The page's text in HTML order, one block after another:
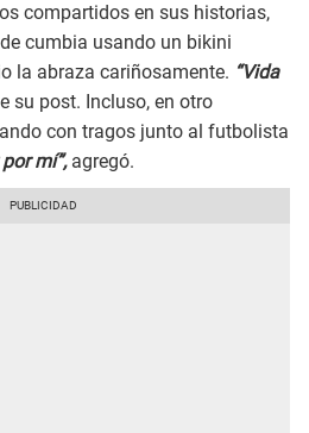
compartidos en sus historias,
cumbia usando un bikini
la abraza cariñosamente. “Vida
su post. Incluso, en otro
con tragos junto al futbolista
mí”, agregó.